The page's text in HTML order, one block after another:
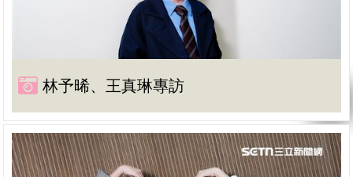
林予晞、王真琳專訪